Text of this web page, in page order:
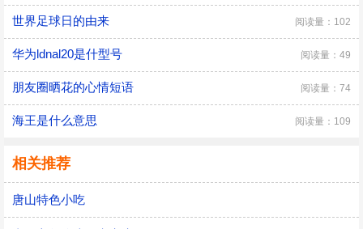
世界足球日的由来 阅读量：102
华为ldnal20是什型号 阅读量：49
朋友圈晒花的心情短语 阅读量：74
海王是什么意思 阅读量：109
相关推荐
唐山特色小吃